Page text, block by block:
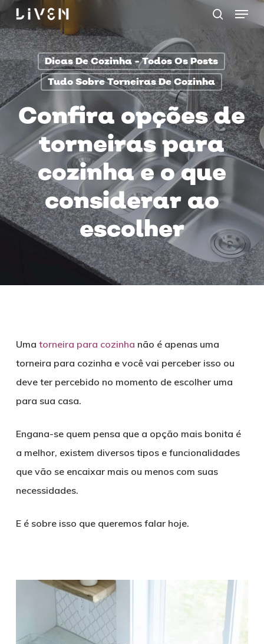
Skip
to
main
content
procurar
Menu
Dicas De Cozinha - Todos Os Posts
Tudo Sobre Torneiras De Cozinha
Confira opções de
torneiras para
cozinha e o que
considerar ao
escolher
Uma torneira para cozinha não é apenas uma
torneira para cozinha e você vai perceber isso ou
deve ter percebido no momento de escolher uma
para sua casa.
Engana-se quem pensa que a opção mais bonita é
a melhor, existem diversos tipos e funcionalidades
que vão se encaixar mais ou menos com suas
necessidades.
E é sobre isso que queremos falar hoje.